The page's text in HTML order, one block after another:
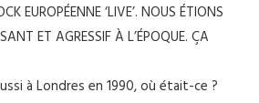
EUROPÉENNE ‘LIVE’. NOUS ÉTIONS
ET AGRESSIF À L’ÉPOQUE. ÇA
à Londres en 1990, où était-ce ?